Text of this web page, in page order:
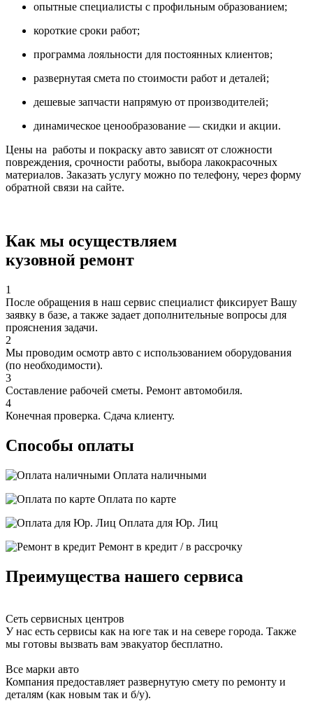
опытные специалисты с профильным образованием;
короткие сроки работ;
программа лояльности для постоянных клиентов;
развернутая смета по стоимости работ и деталей;
дешевые запчасти напрямую от производителей;
динамическое ценообразование — скидки и акции.
Цены на работы и покраску авто зависят от сложности
повреждения, срочности работы, выбора лакокрасочных
материалов. Заказать услугу можно по телефону, через форму
обратной связи на сайте.
Как мы осуществляем
кузовной ремонт
1
После обращения в наш сервис специалист фиксирует Вашу
заявку в базе, а также задает дополнительные вопросы для
прояснения задачи.
2
Мы проводим осмотр авто с использованием оборудования
(по необходимости).
3
Составление рабочей сметы. Ремонт автомобиля.
4
Конечная проверка. Сдача клиенту.
Способы оплаты
Оплата наличными
Оплата по карте
Оплата для Юр. Лиц
Ремонт в кредит / в рассрочку
Преимущества нашего сервиса
Сеть сервисных центров
У нас есть сервисы как на юге так и на севере города. Также
мы готовы вызвать вам эвакуатор бесплатно.
Все марки авто
Компания предоставляет развернутую смету по ремонту и
деталям (как новым так и б/у).